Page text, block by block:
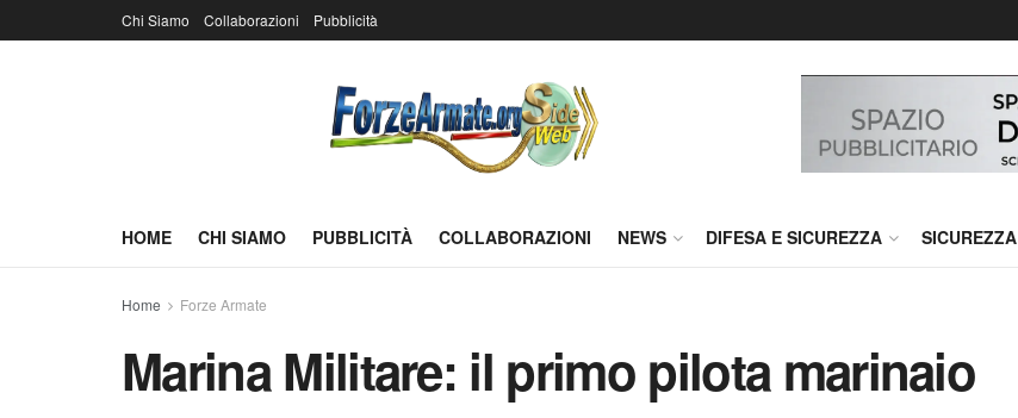
Chi Siamo Collaborazioni Pubblicità
HOME CHI SIAMO PUBBLICITÀ COLLABORAZIONI NEWS DIFESA E SICUREZZA SICUREZZA
Home Forze Armate
Marina Militare: il primo pilota marinaio